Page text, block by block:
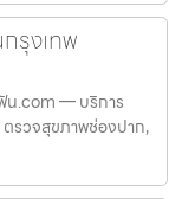
รุงเทพ
น.com — บริการ
รวจสุขภาพช่องปาก,